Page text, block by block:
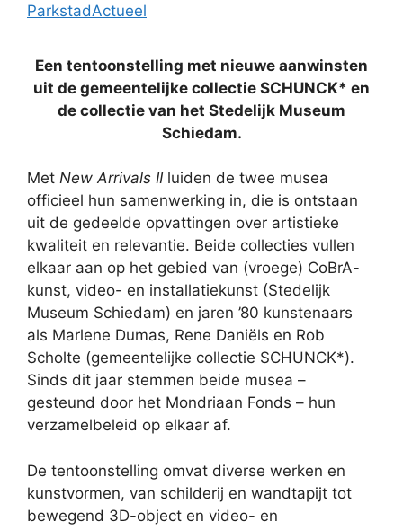
ParkstadActueel
Een tentoonstelling met nieuwe aanwinsten
uit de gemeentelijke collectie SCHUNCK* en
de collectie van het Stedelijk Museum
Schiedam.
Met New Arrivals IIluiden de twee musea
officieel hun samenwerking in, die is ontstaan
uit de gedeelde opvattingen over artistieke
kwaliteit en relevantie. Beide collecties vullen
elkaar aan op het gebied van (vroege) CoBrA-
kunst, video- en installatiekunst (Stedelijk
Museum Schiedam) en jaren ’80 kunstenaars
als Marlene Dumas, Rene Daniëls en Rob
Scholte (gemeentelijke collectie SCHUNCK*).
Sinds dit jaar stemmen beide musea –
gesteund door het Mondriaan Fonds – hun
verzamelbeleid op elkaar af.
De tentoonstelling omvat diverse werken en
kunstvormen, van schilderij en wandtapijt tot
bewegend 3D-object en video- en